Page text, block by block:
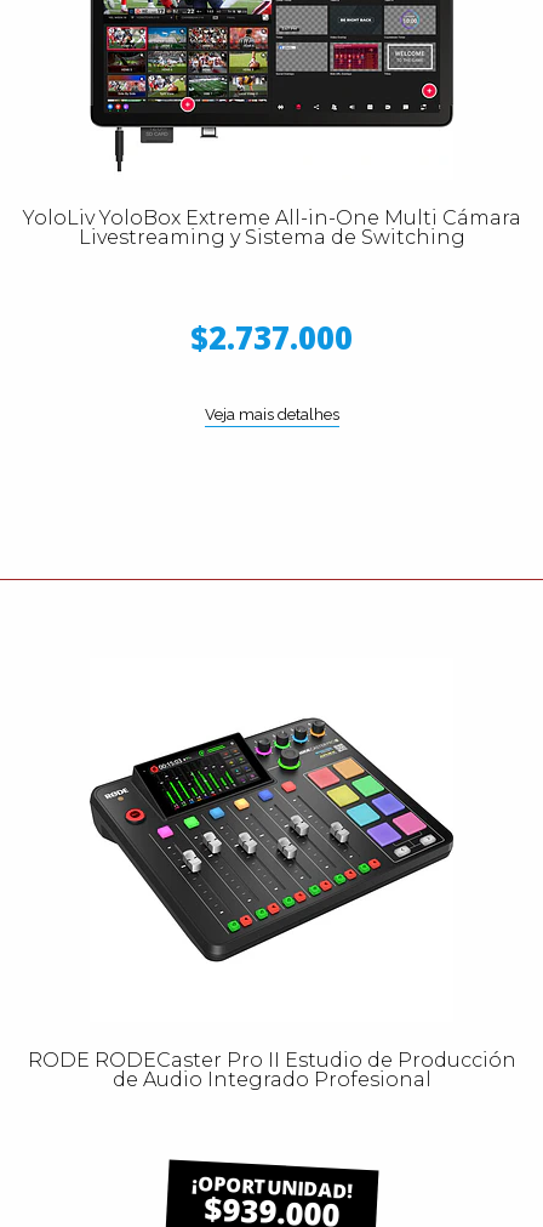
YoloLiv YoloBox Extreme All-in-One Multi Cámara
Livestreaming y Sistema de Switching
$2.737.000
Veja mais detalhes
RODE RODECaster Pro II Estudio de Producción
de Audio Integrado Profesional
$939.000